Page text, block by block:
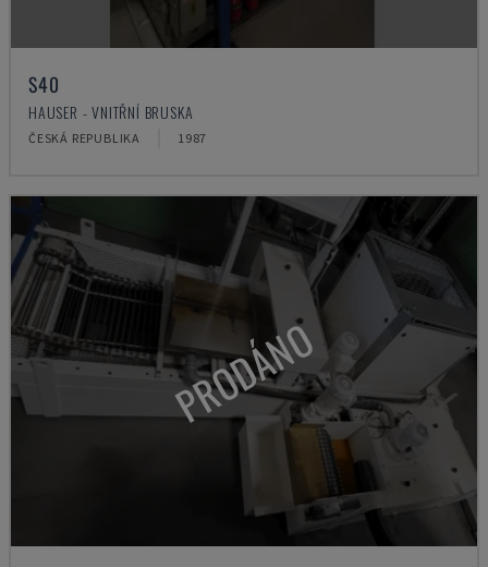
S40
HAUSER - VNITŘNÍ BRUSKA
ČESKÁ REPUBLIKA 1987
PRODÁNO